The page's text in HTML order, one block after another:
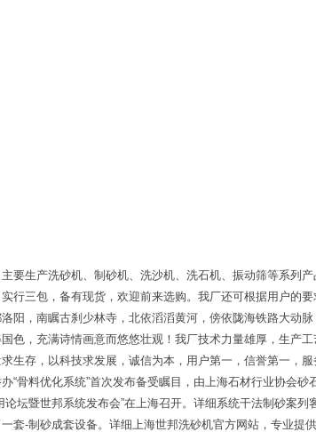
要生产洗砂机、制砂机、洗沙机、洗石机、振动筛等系
行三包，备有现货，欢迎前来选购。我厂还可根据用户
阳，南瞩古刹少林寺，北依滔滔黄河，傍依陇海铁路大
色，充满诗情画意而悠悠壮观！我厂技术力量雄厚，生
生存，以科技求发展，诚信为本，用户第一，信誉第一，服
“骨料优化系统”首次发布备受瞩目，由上海石材行业协会
论坛暨世邦系统发布会”在上海召开。详细系统干法制砂案
套-制砂成套设备。详细上海世邦洗砂机官方网站，专业